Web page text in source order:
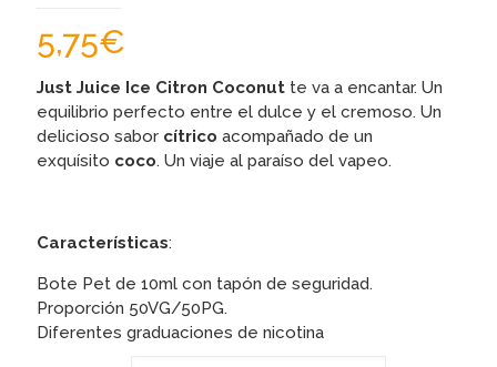
5,75€
Just Juice Ice Citron Coconut te va a encantar. Un
equilibrio perfecto entre el dulce y el cremoso. Un
delicioso sabor cítrico acompañado de un
exquísito coco. Un viaje al paraíso del vapeo.
Características:
Bote Pet de 10ml con tapón de seguridad.
Proporción 50VG/50PG.
Diferentes graduaciones de nicotina